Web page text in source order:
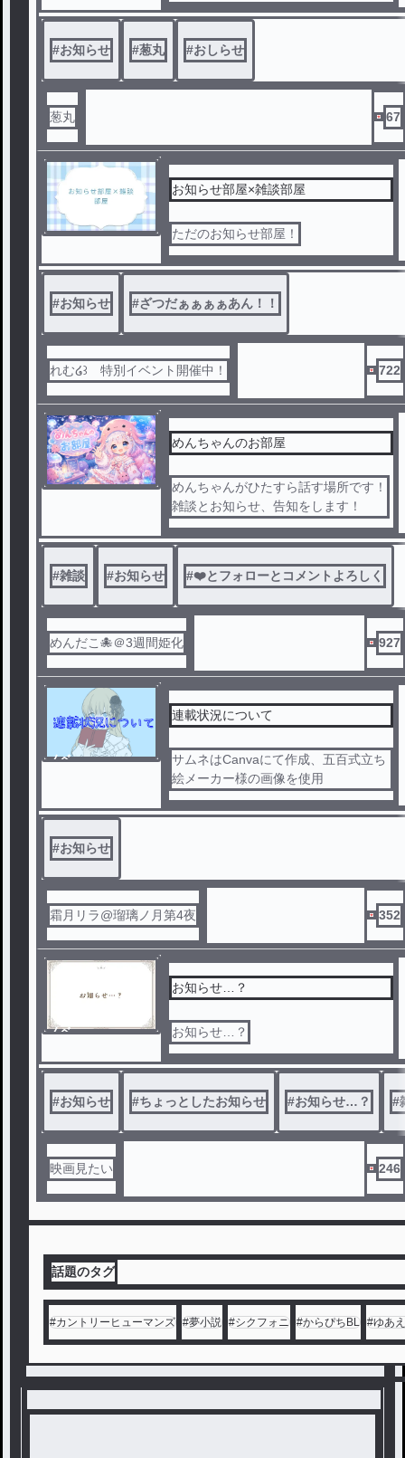
#お知らせ #葱丸 #おしらせ
葱丸 67
お知らせ部屋×雑談部屋
ただのお知らせ部屋！
#お知らせ #ざつだぁぁぁぁあん！！
れむ໒꒱ 特別イベント開催中！ 722
めんちゃんのお部屋
めんちゃんがひたすら話す場所です！
雑談とお知らせ、告知をします！
#雑談 #お知らせ #❤️とフォローとコメントよろしく
めんだこ🐙＠3週間姫化 927
ノベ
連載状況について
サムネはCanvaにて作成、五百式立ち
絵メーカー様の画像を使用
#お知らせ
霜月リラ@瑠璃ノ月第4夜 352
ノベ
お知らせ…？
お知らせ…？
#お知らせ #ちょっとしたお知らせ #お知らせ…？ #
映画見たい 246
話題のタグ
#カントリーヒューマンズ #夢小説 #シクフォニ #からぴちBL #ゆあ